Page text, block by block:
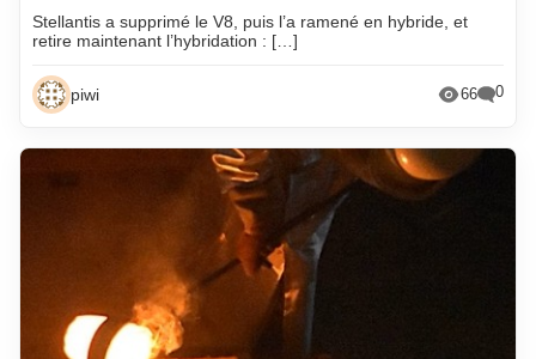
Stellantis a supprimé le V8, puis l’a ramené en hybride, et
retire maintenant l’hybridation : […]
piwi 66 0